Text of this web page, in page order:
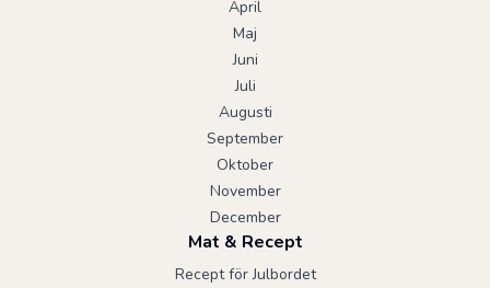
April
Maj
Juni
Juli
Augusti
September
Oktober
November
December
Mat & Recept
Recept för Julbordet